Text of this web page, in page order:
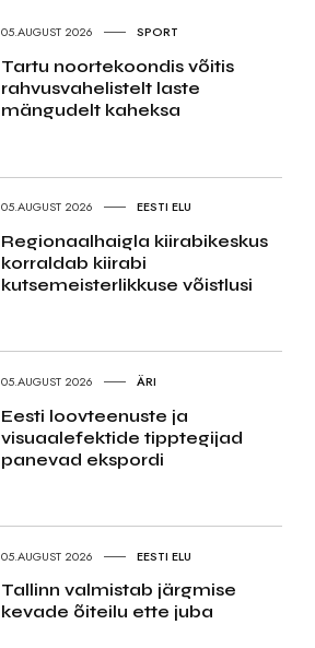
05.AUGUST 2026 SPORT
Tartu noortekoondis võitis
rahvusvahelistelt laste
mängudelt kaheksa
05.AUGUST 2026 EESTI ELU
Regionaalhaigla kiirabikeskus
korraldab kiirabi
kutsemeisterlikkuse võistlusi
05.AUGUST 2026 ÄRI
Eesti loovteenuste ja
visuaalefektide tipptegijad
panevad ekspordi
05.AUGUST 2026 EESTI ELU
Tallinn valmistab järgmise
kevade õiteilu ette juba